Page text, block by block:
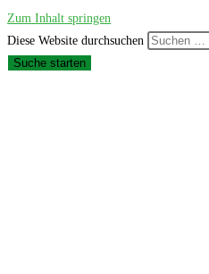
Zum Inhalt springen
Diese Website durchsuchen
Suche starten